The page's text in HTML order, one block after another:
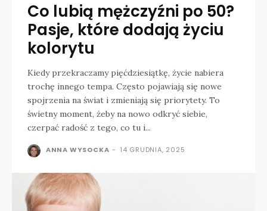
Co lubią mężczyźni po 50?
Pasje, które dodają życiu
kolorytu
Kiedy przekraczamy pięćdziesiątkę, życie nabiera
trochę innego tempa. Często pojawiają się nowe
spojrzenia na świat i zmieniają się priorytety. To
świetny moment, żeby na nowo odkryć siebie,
czerpać radość z tego, co tu i...
ANNA WYSOCKA - 14 GRUDNIA, 2025